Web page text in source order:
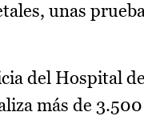
unas
del Hospital
más de